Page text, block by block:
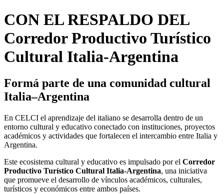
CON EL RESPALDO DEL
Corredor Productivo Turístico
Cultural Italia-Argentina
Formá parte de una comunidad cultural
Italia–Argentina
En CELCI el aprendizaje del italiano se desarrolla dentro de un
entorno cultural y educativo conectado con instituciones, proyectos
académicos y actividades que fortalecen el intercambio entre Italia y
Argentina.
Este ecosistema cultural y educativo es impulsado por el Corredor
Productivo Turístico Cultural Italia-Argentina, una iniciativa
que promueve el desarrollo de vínculos académicos, culturales,
turísticos y económicos entre ambos países.